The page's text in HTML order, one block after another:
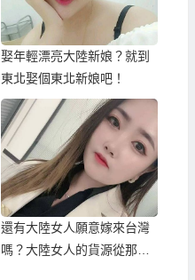
娶年輕漂亮大陸新娘？就到
東北娶個東北新娘吧！
還有大陸女人願意嫁來台灣
嗎？大陸女人的貨源從那